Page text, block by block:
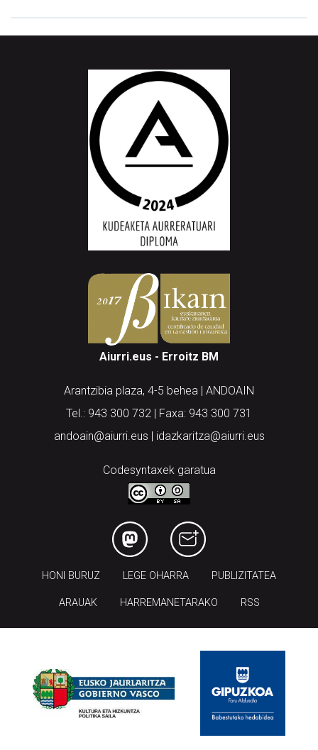
Aiurri.eus - Erroitz BM
Arantzibia plaza, 4-5 behea | ANDOAIN
Tel.: 943 300 732 | Faxa: 943 300 731
andoain@aiurri.eus | idazkaritza@aiurri.eus
Codesyntaxek garatua
HONI BURUZ LEGE OHARRA PUBLIZITATEA
ARAUAK HARREMANETARAKO RSS